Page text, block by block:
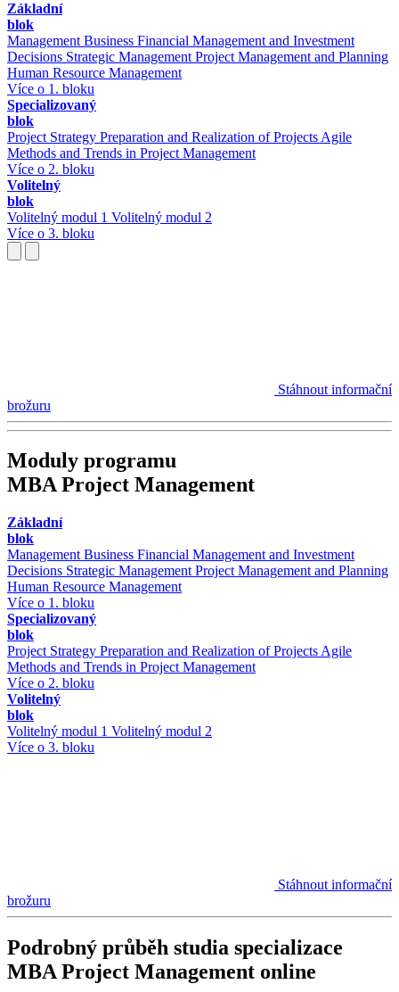
Základní
blok
Management Business Financial Management and Investment
Decisions Strategic Management Project Management and Planning
Human Resource Management
Více o 1. bloku
Specializovaný
blok
Project Strategy Preparation and Realization of Projects Agile
Methods and Trends in Project Management
Více o 2. bloku
Volitelný
blok
Volitelný modul 1 Volitelný modul 2
Více o 3. bloku
Stáhnout informační
brožuru
Moduly programu
MBA Project Management
Základní
blok
Management Business Financial Management and Investment
Decisions Strategic Management Project Management and Planning
Human Resource Management
Více o 1. bloku
Specializovaný
blok
Project Strategy Preparation and Realization of Projects Agile
Methods and Trends in Project Management
Více o 2. bloku
Volitelný
blok
Volitelný modul 1 Volitelný modul 2
Více o 3. bloku
Stáhnout informační
brožuru
Podrobný průběh studia specializace
MBA Project Management online